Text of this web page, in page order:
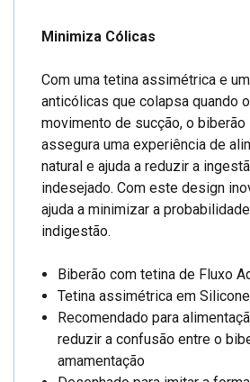
Minimiza Cólicas
Com uma tetina assimétrica e
anticólicas que colapsa quando
movimento de sucção, o biberão
assegura uma experiência de
natural e ajuda a reduzir a
indesejado. Com este design
ajuda a minimizar a
indigestão.
Biberão com tetina de Fluxo
Tetina assimétrica em
Recomendado para
reduzir a confusão entre o
amamentação